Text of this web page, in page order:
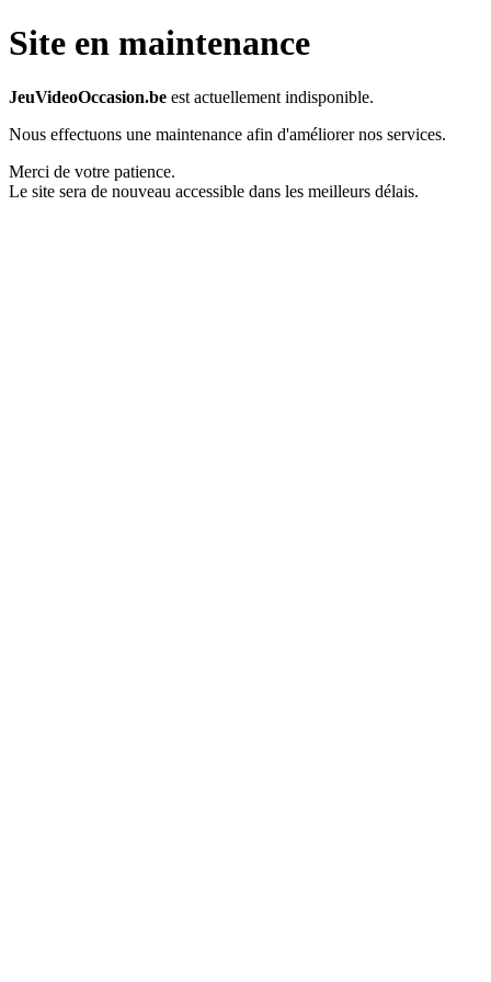
Site en maintenance
JeuVideoOccasion.be est actuellement indisponible.
Nous effectuons une maintenance afin d'améliorer nos services.
Merci de votre patience.
Le site sera de nouveau accessible dans les meilleurs délais.